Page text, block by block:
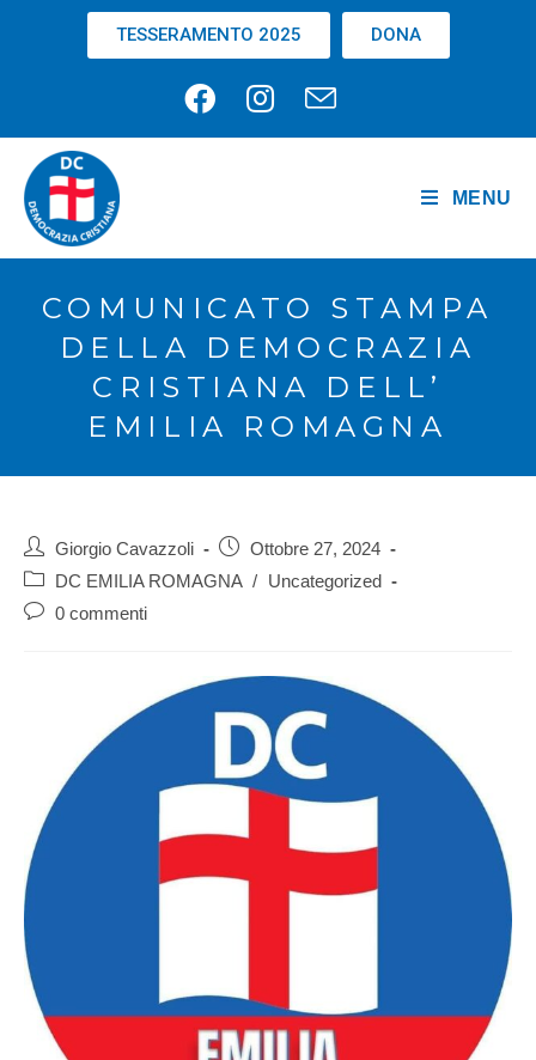
TESSERAMENTO 2025 DONA
MENU
COMUNICATO STAMPA
DELLA DEMOCRAZIA
CRISTIANA DELL’
EMILIA ROMAGNA
Giorgio Cavazzoli
Ottobre 27, 2024
DC EMILIA ROMAGNA /
Uncategorized
0 commenti